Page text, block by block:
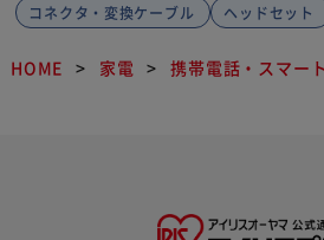
コネクタ・変換ケーブル
ヘッドセット
HOME 家電 携帯電話・スマー